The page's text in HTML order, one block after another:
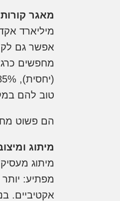
מאגר
מיליארד אקדמאים מנוסים בעולם,
אפשר גם
טוב להם
הם פשוט
מיתוג
מיתוג
מפתיע:
אקטיביים.